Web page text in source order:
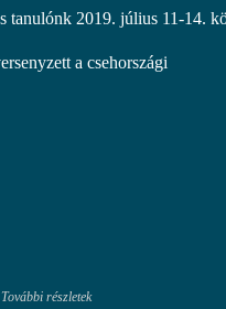
tanulónk 2019. július 11-14.
a csehországi
További részletek